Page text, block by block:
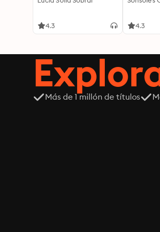
4.3 4.3
Más de 1 millón de títulos